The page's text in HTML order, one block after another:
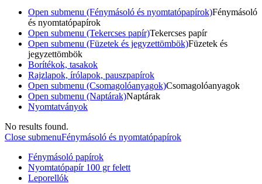
Open submenu (Fénymásoló és nyomtatópapírok)Fénymásoló
és nyomtatópapírok
Open submenu (Tekercses papír)Tekercses papír
Open submenu (Füzetek és jegyzettömbök)Füzetek és
jegyzettömbök
Borítékok, tasakok
Rajzlapok, írólapok, pauszpapírok
Open submenu (Csomagolóanyagok)Csomagolóanyagok
Open submenu (Naptárak)Naptárak
Nyomtatványok
No results found.
Close submenuFénymásoló és nyomtatópapírok
Fénymásoló papírok
Nyomtatópapír 100 gr felett
Leporellók